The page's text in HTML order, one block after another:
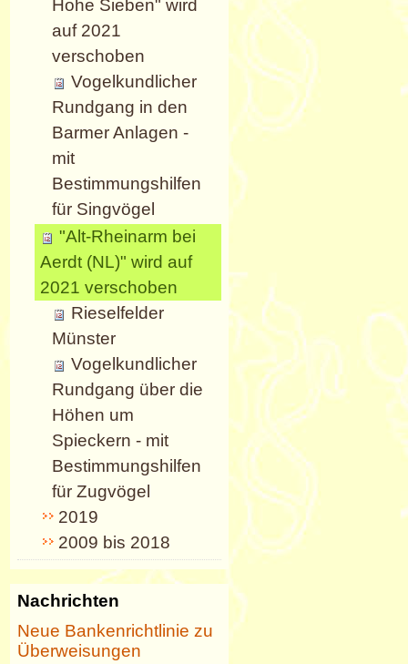
Hohe Sieben" wird
auf 2021
verschoben
Vogelkundlicher
Rundgang in den
Barmer Anlagen -
mit
Bestimmungshilfen
für Singvögel
"Alt-Rheinarm bei
Aerdt (NL)" wird auf
2021 verschoben
Rieselfelder
Münster
Vogelkundlicher
Rundgang über die
Höhen um
Spieckern ‑ mit
Bestimmungshilfen
für Zugvögel
2019
2009 bis 2018
Nachrichten
Neue Bankenrichtlinie zu
Überweisungen